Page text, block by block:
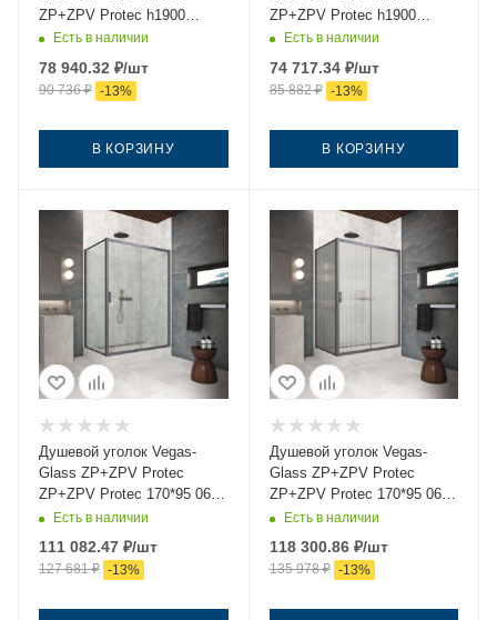
ZP+ZPV Protec h1900
170*95 07 10 170х95 стекло
поддона
Есть в наличии
78 940.32 ₽/шт
90 736₽ -13%
В КОРЗИНУ
ZP+ZPV Protec h1900
170*95 07 01 170х95 стекло
без поддона
Есть в наличии
74 717.34₽/шт
85 882₽ -13%
В КОРЗИНУ
Душевой уголок Vegas-
Glass ZP+ZPV Protec
ZP+ZPV Protec 170*95 06
02 170х95 стекло рифленое
профиль вороненая сталь
без поддона
Есть в наличии
111 082.47 ₽/шт
127 681₽ -13%
Душевой уголок Vegas-
Glass ZP+ZPV Protec
ZP+ZPV Protec 170*95 06
Moru 170х95 стекло
рифленое профиль
вороненая сталь без
поддона
Есть в наличии
118 300.86₽/шт
135 978₽ -13%